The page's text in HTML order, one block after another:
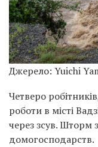
Джерело: Yuichi
Четверо
роботи в місті
через зсув. Шторм
домогосподарств.